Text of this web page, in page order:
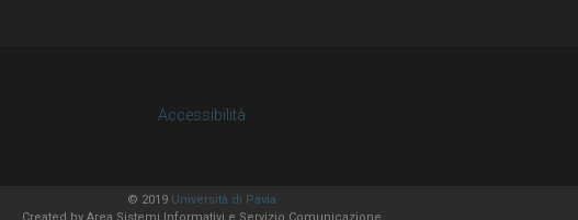
Accessibilità
© 2019 Università di Pavia